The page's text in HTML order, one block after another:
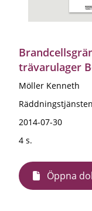
trävarulager
Möller Kenneth
2014-07-30
4 s.
Öppna